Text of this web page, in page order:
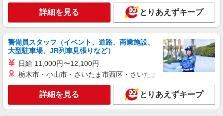
詳細を見る とりあえずキープ
警備員スタッフ（イベント、道路、商業施設、
大型駐車場、JR列車見張りなど）
日給 11,000円〜12,100円
栃木市・小山市・さいたま市西区・さいたま市岩槻区・久喜市・
詳細を見る とりあえずキープ